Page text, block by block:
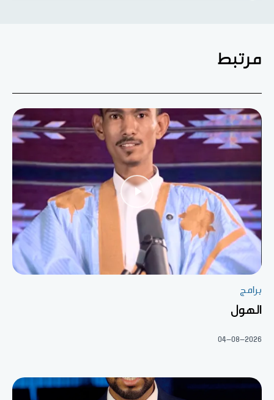
مرتبط
برامج
الهول
04-08-2026